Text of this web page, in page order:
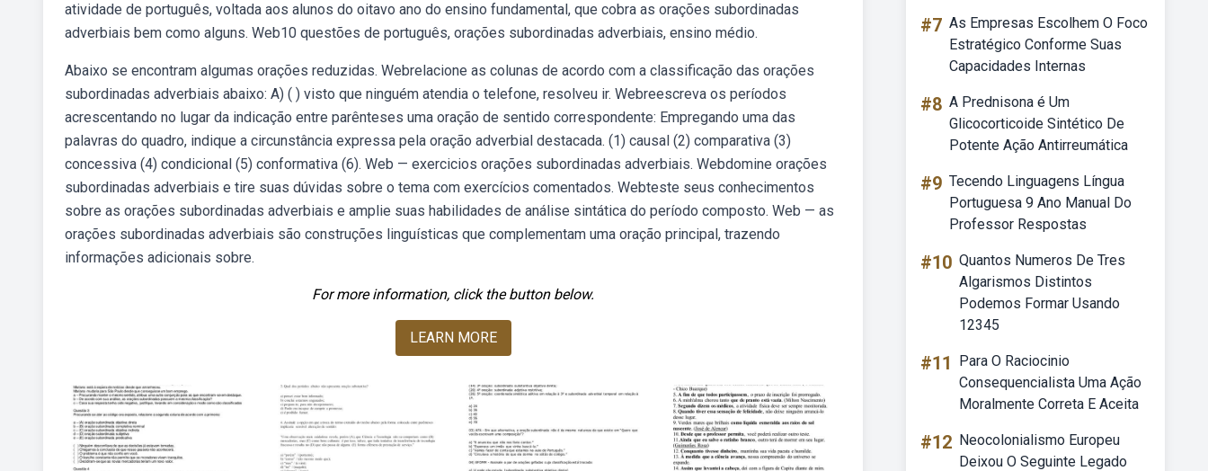
atividade de português, voltada aos alunos do oitavo ano do ensino fundamental, que cobra as orações subordinadas
adverbiais bem como alguns. Web10 questões de português, orações subordinadas adverbiais, ensino médio.
Abaixo se encontram algumas orações reduzidas. Webrelacione as colunas de acordo com a classificação das orações
subordinadas adverbiais abaixo: A) ( ) visto que ninguém atendia o telefone, resolveu ir. Webreescreva os períodos
acrescentando no lugar da indicação entre parênteses uma oração de sentido correspondente: Empregando uma das
palavras do quadro, indique a circunstância expressa pela oração adverbial destacada. (1) causal (2) comparativa (3)
concessiva (4) condicional (5) conformativa (6). Web — exercicios orações subordinadas adverbiais. Webdomine orações
subordinadas adverbiais e tire suas dúvidas sobre o tema com exercícios comentados. Webteste seus conhecimentos
sobre as orações subordinadas adverbiais e amplie suas habilidades de análise sintática do período composto. Web — as
orações subordinadas adverbiais são construções linguísticas que complementam uma oração principal, trazendo
informações adicionais sobre.
For more information, click the button below.
LEARN MORE
#7 As Empresas Escolhem O Foco
Estratégico Conforme Suas
Capacidades Internas
#8 A Prednisona é Um
Glicocorticoide Sintético De
Potente Ação Antirreumática
#9 Tecendo Linguagens Língua
Portuguesa 9 Ano Manual Do
Professor Respostas
#10 Quantos Numeros De Tres
Algarismos Distintos
Podemos Formar Usando
12345
#11
Para O Raciocinio
Consequencialista Uma Ação
Moralmente Correta E Aceita
#12 Neocolonialismo Europeu
Deixou O Seguinte Legado